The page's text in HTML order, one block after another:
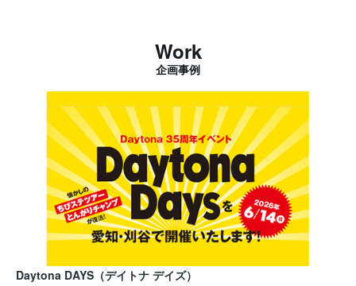
Work
企画事例
Daytona DAYS（デイトナ デイズ）